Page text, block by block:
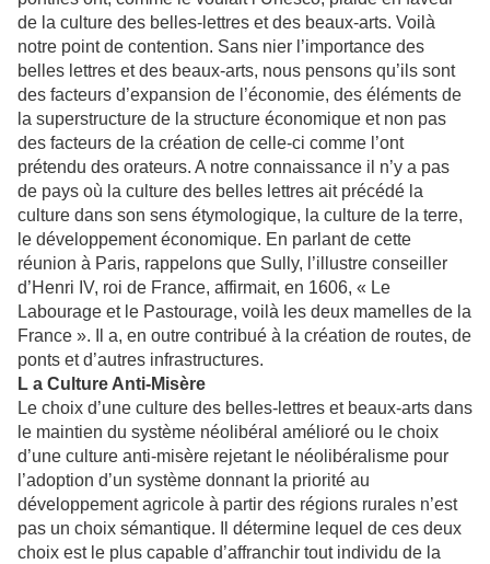
de la culture des belles-lettres et des beaux-arts. Voilà
notre point de contention. Sans nier l’importance des
belles lettres et des beaux-arts, nous pensons qu’ils sont
des facteurs d’expansion de l’économie, des éléments de
la superstructure de la structure économique et non pas
des facteurs de la création de celle-ci comme l’ont
prétendu des orateurs. A notre connaissance il n’y a pas
de pays où la culture des belles lettres ait précédé la
culture dans son sens étymologique, la culture de la terre,
le développement économique. En parlant de cette
réunion à Paris, rappelons que Sully, l’illustre conseiller
d’Henri IV, roi de France, affirmait, en 1606, « Le
Labourage et le Pastourage, voilà les deux mamelles de la
France ». Il a, en outre contribué à la création de routes, de
ponts et d’autres infrastructures.
L a Culture Anti-Misère
Le choix d’une culture des belles-lettres et beaux-arts dans
le maintien du système néolibéral amélioré ou le choix
d’une culture anti-misère rejetant le néolibéralisme pour
l’adoption d’un système donnant la priorité au
développement agricole à partir des régions rurales n’est
pas un choix sémantique. Il détermine lequel de ces deux
choix est le plus capable d’affranchir tout individu de la